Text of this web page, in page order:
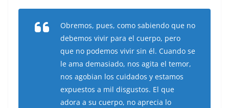
Obremos, pues, como sabiendo que no
debemos vivir para el cuerpo, pero
que no podemos vivir sin él. Cuando se
le ama demasiado, nos agita el temor,
nos agobian los cuidados y estamos
expuestos a mil disgustos. El que
adora a su cuerpo, no aprecia lo